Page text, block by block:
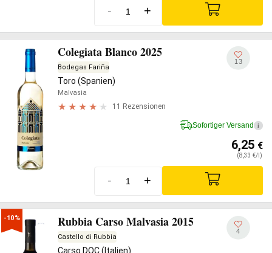
- +
Colegiata Blanco 2025
Bodegas Fariña
Toro (Spanien)
Malvasia
11 Rezensionen
13
Sofortiger Versand i
6,25 €
(8,33 €/l)
- +
-10% Rubbia Carso Malvasia 2015
Castello di Rubbia
Carso DOC (Italien)
4